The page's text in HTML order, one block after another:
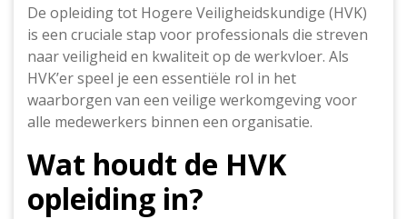
De opleiding tot Hogere Veiligheidskundige (HVK)
is een cruciale stap voor professionals die streven
naar veiligheid en kwaliteit op de werkvloer. Als
HVK’er speel je een essentiële rol in het
waarborgen van een veilige werkomgeving voor
alle medewerkers binnen een organisatie.
Wat houdt de HVK
opleiding in?